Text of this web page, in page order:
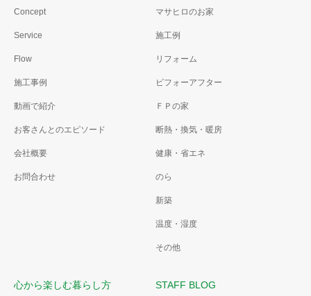
Concept
Service
Flow
施工事例
動画で紹介
お客さんとのエピソード
会社概要
お問合わせ
マサヒロのお家
施工例
リフォーム
ビフォーアフター
ＦＰの家
断熱・換気・暖房
健康・省エネ
のら
新築
温度・湿度
その他
心から楽しむ暮らし方 STAFF BLOG